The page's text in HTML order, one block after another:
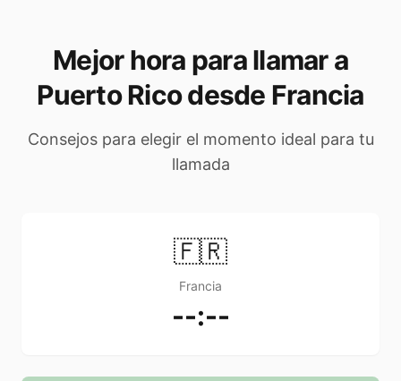
Mejor hora para llamar a
Puerto Rico desde Francia
Consejos para elegir el momento ideal para tu
llamada
🇫🇷
Francia
--:--